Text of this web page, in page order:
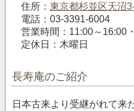
住所： 東京都杉並区天沼
電話：03-3391-6004
営業時間：11:00～16:00
定休日：木曜日
長寿庵のご紹介
日本古来より受継がれて来